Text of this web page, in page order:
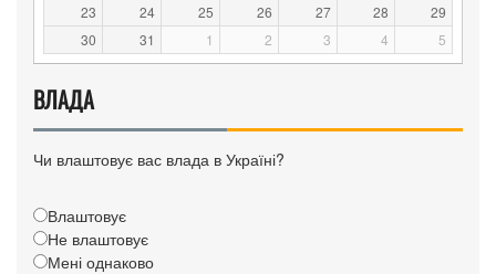
23
24 25 26 27 28
29
30
31 1 2 3 4 5
ВЛАДА
Чи влаштовує вас влада в Україні?
Влаштовує
Не влаштовує
Мені однаково